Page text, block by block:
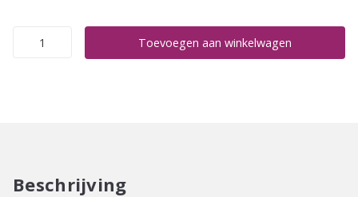
L'oréal
Toevoegen aan winkelwagen
Beschrijving